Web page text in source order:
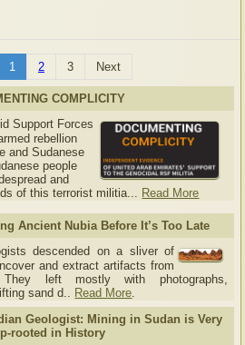
1 2 3 Next
COMPLICITY
Support Forces
rebellion
and Sudanese
people
and
of this terrorist militia... Read More
Ancient Nubia Before It’s Too Late
descended on a sliver of
and extract artifacts from
They left mostly with photographs,
sand d.. Read More.
Geologist: Mining in Sudan is Very
rooted in History